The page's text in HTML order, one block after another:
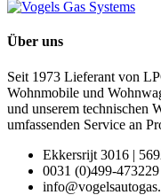
Über uns
Seit 1973 Lieferant von
Wohnmobile und
und unserem technischen
umfassenden Service an
Ekkersrijt 3016 |
0031 (0)499-473229